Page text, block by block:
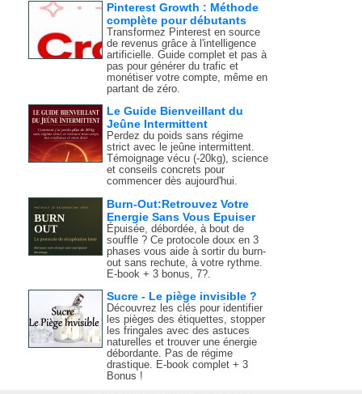
Pinterest Growth : Méthode
complète pour débutants
Transformez Pinterest en source
de revenus grâce à l'intelligence
artificielle. Guide complet et pas à
pas pour générer du trafic et
monétiser votre compte, même en
partant de zéro.
Le Guide Bienveillant du
Jeûne Intermittent
Perdez du poids sans régime
strict avec le jeûne intermittent.
Témoignage vécu (-20kg), science
et conseils concrets pour
commencer dès aujourd'hui.
Burn-Out:Retrouvez Votre
Energie Sans Vous Epuiser
Épuisée, débordée, à bout de
souffle ? Ce protocole doux en 3
phases vous aide à sortir du burn-
out sans rechute, à votre rythme.
E-book + 3 bonus, 7?.
Sucre - Le piège invisible ?
Découvrez les clés pour identifier
les pièges des étiquettes, stopper
les fringales avec des astuces
naturelles et trouver une énergie
débordante. Pas de régime
drastique. E-book complet + 3
Bonus !